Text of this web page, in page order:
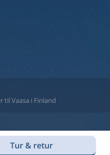
til Vaasa i Finland
Tur & retur